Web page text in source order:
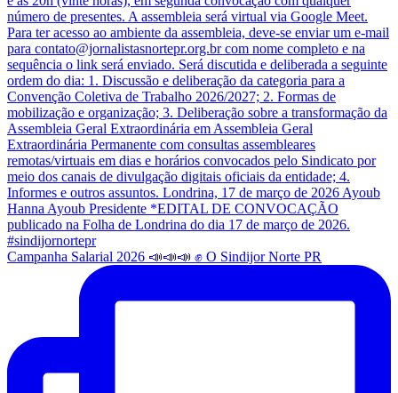
Campanha Salarial 2026 📣📣📣 ✊ O Sindijor Norte PR